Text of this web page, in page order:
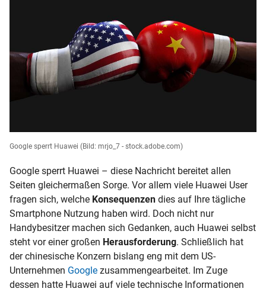
Google sperrt Huawei (Bild: mrjo_7 - stock.adobe.com)
Google sperrt Huawei – diese Nachricht bereitet allen
Seiten gleichermaßen Sorge. Vor allem viele Huawei User
fragen sich, welche Konsequenzen dies auf Ihre tägliche
Smartphone Nutzung haben wird. Doch nicht nur
Handybesitzer machen sich Gedanken, auch Huawei selbst
steht vor einer großen Herausforderung. Schließlich hat
der chinesische Konzern bislang eng mit dem US-
Unternehmen Google zusammengearbeitet. Im Zuge
dessen hatte Huawei auf viele technische Informationen